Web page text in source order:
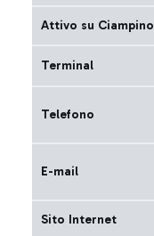
Attivo su Ciampino
Terminal
Telefono
E-mail
Sito Internet